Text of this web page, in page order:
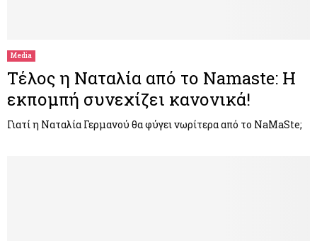
Media
Τέλος η Ναταλία από το Namaste: Η
εκπομπή συνεχίζει κανονικά!
Γιατί η Ναταλία Γερμανού θα φύγει νωρίτερα από το NaMaSte;